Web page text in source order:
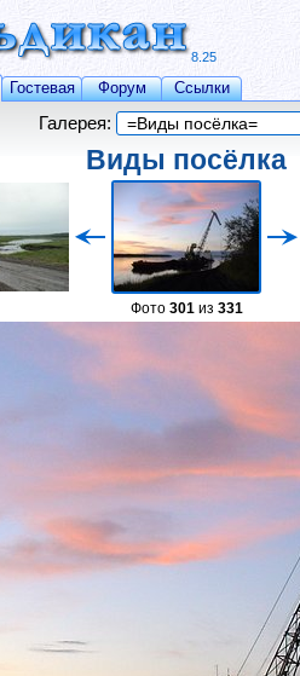
8.25
Гостевая Форум Ссылки
Галерея:
Виды посёлка
Фото 301из 331